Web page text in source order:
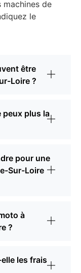
machines de
le
être
Loire ?
peux plus la
pour une
Sur-Loire
à
?
les frais